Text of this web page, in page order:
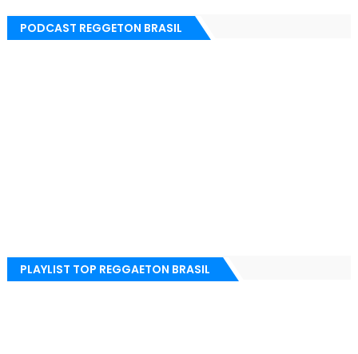
PODCAST REGGETON BRASIL
PLAYLIST TOP REGGAETON BRASIL